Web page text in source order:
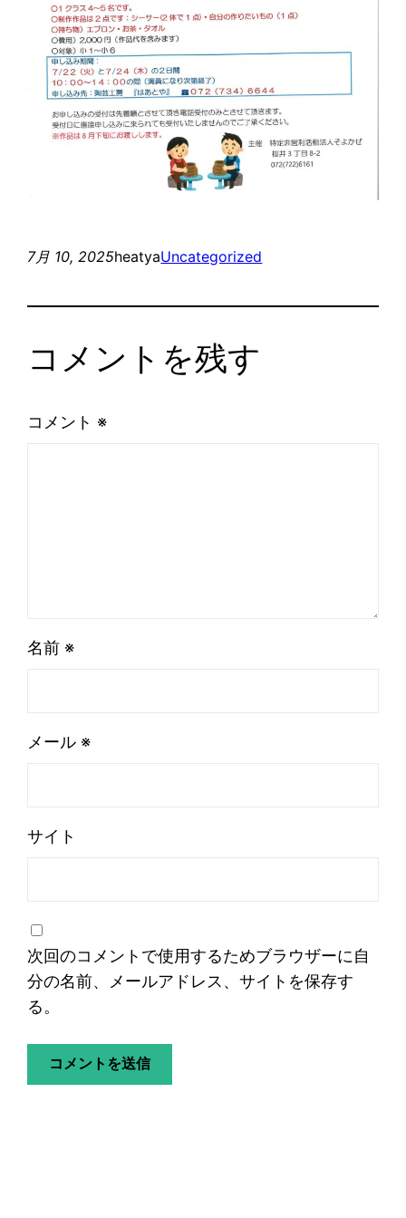
7月 10, 2025heatyaUncategorized
コメントを残す
コメント ※
名前 ※
メール ※
サイト
次回のコメントで使用するためブラウザーに自
分の名前、メールアドレス、サイトを保存す
る。